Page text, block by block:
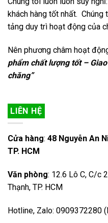
khách hàng tốt nhất. Chúng
tảng duy trì hoạt động của
Nên phương châm hoạt
phẩm chất lượng tốt –
chăng”
LIÊN HỆ
Cửa hàng: 48 Nguyễn An
TP. HCM
Văn phòng: 12.6 Lô C, C/c
Thạnh, TP. HCM
Hotline, Zalo: 0909372280